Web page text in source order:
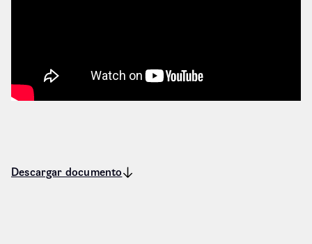
Descargar documento